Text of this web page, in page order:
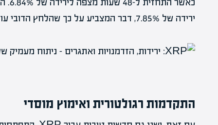
ירידה של 7.85%, דבר המצביע על כך שהלחץ הדובי עוד לא התפוגג.
התקדמות רגולטורית ואימוץ מוסדי